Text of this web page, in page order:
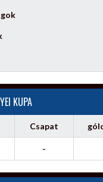
KUPA
Csapat
-